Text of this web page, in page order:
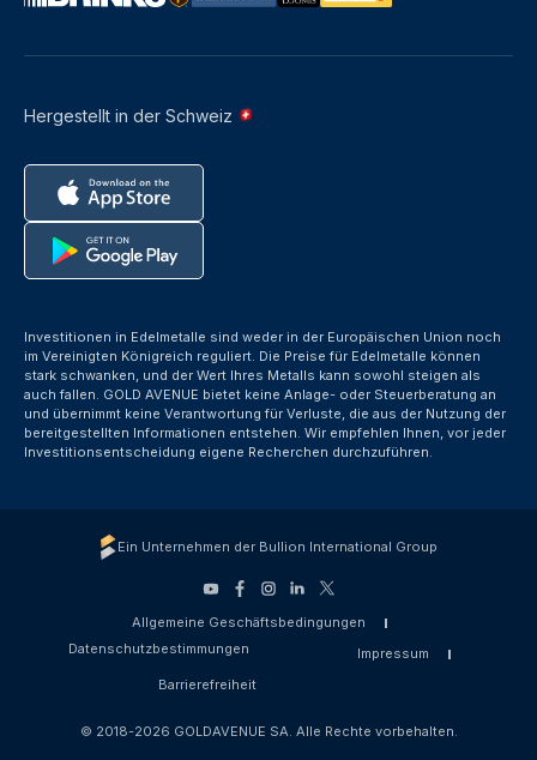
Hergestellt in der Schweiz
Investitionen in Edelmetalle sind weder in der Europäischen Union noch
im Vereinigten Königreich reguliert. Die Preise für Edelmetalle können
stark schwanken, und der Wert Ihres Metalls kann sowohl steigen als
auch fallen. GOLD AVENUE bietet keine Anlage- oder Steuerberatung an
und übernimmt keine Verantwortung für Verluste, die aus der Nutzung der
bereitgestellten Informationen entstehen. Wir empfehlen Ihnen, vor jeder
Investitionsentscheidung eigene Recherchen durchzuführen.
Ein Unternehmen der Bullion International Group
Allgemeine Geschäftsbedingungen
Datenschutzbestimmungen
Impressum
Barrierefreiheit
© 2018-2026 GOLDAVENUE SA. Alle Rechte vorbehalten.